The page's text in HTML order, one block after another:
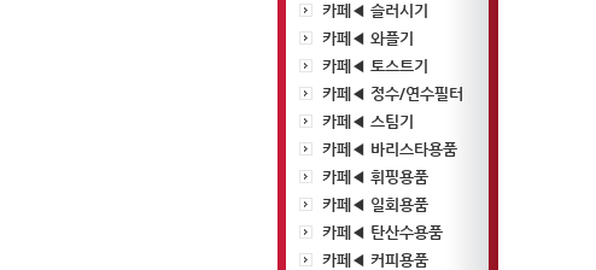
카페◀ 슬러시기
카페◀ 와플기
카페◀ 토스트기
카페◀ 정수/연수필터
카페◀ 스팀기
카페◀ 바리스타용품
카페◀ 휘핑용품
카페◀ 일회용품
카페◀ 탄산수용품
카페◀ 커피용품